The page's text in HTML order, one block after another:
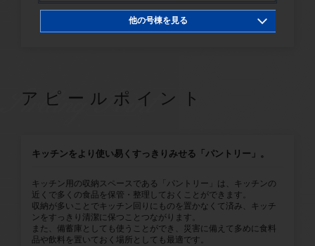
他の号棟を見る
アピールポイント
キッチンをより使い易くすっきりみせる「パントリー」。
キッチン用の収納スペースである「パントリー」は、キッチンの
近くで多くの食品を保管・整理しておくことができます。
収納が多いことでキッチン回りにものを置かなくて済み、キッチ
ンをすっきり清潔に保つことつながります。
また、備蓄庫としても使うことができ、災害に備えて多めに食料
品や飲料を置いておく場所としても最適です。